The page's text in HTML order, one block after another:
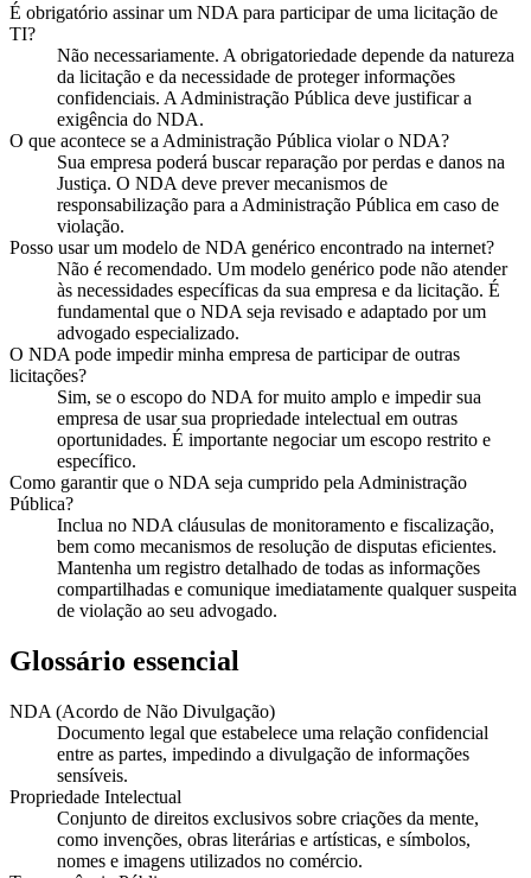
É obrigatório assinar um NDA para participar de uma licitação de
TI?
Não necessariamente. A obrigatoriedade depende da natureza
da licitação e da necessidade de proteger informações
confidenciais. A Administração Pública deve justificar a
exigência do NDA.
O que acontece se a Administração Pública violar o NDA?
Sua empresa poderá buscar reparação por perdas e danos na
Justiça. O NDA deve prever mecanismos de
responsabilização para a Administração Pública em caso de
violação.
Posso usar um modelo de NDA genérico encontrado na internet?
Não é recomendado. Um modelo genérico pode não atender
às necessidades específicas da sua empresa e da licitação. É
fundamental que o NDA seja revisado e adaptado por um
advogado especializado.
O NDA pode impedir minha empresa de participar de outras
licitações?
Sim, se o escopo do NDA for muito amplo e impedir sua
empresa de usar sua propriedade intelectual em outras
oportunidades. É importante negociar um escopo restrito e
específico.
Como garantir que o NDA seja cumprido pela Administração
Pública?
Inclua no NDA cláusulas de monitoramento e fiscalização,
bem como mecanismos de resolução de disputas eficientes.
Mantenha um registro detalhado de todas as informações
compartilhadas e comunique imediatamente qualquer suspeita
de violação ao seu advogado.
Glossário essencial
NDA (Acordo de Não Divulgação)
Documento legal que estabelece uma relação confidencial
entre as partes, impedindo a divulgação de informações
sensíveis.
Propriedade Intelectual
Conjunto de direitos exclusivos sobre criações da mente,
como invenções, obras literárias e artísticas, e símbolos,
nomes e imagens utilizados no comércio.